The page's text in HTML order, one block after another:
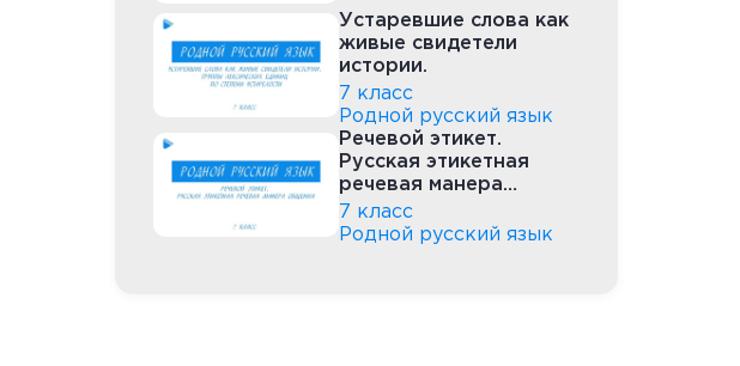
Устаревшие слова как
живые свидетели
истории.
7 класс
Родной русский язык
Речевой этикет.
Русская этикетная
речевая манера
общения
7 класс
Родной русский язык